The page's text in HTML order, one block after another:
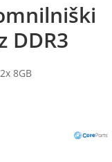
DDR3
8GB